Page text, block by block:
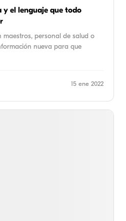
el lenguaje que todo
maestros, personal de salud o
nueva para que
15 ene 2022